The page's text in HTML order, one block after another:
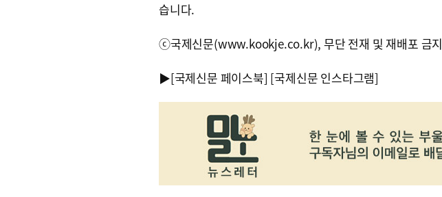
습니다.
ⓒ국제신문(www.kookje.co.kr), 무단 전재 및 재배포 금지
▶[국제신문 페이스북] [국제신문 인스타그램]